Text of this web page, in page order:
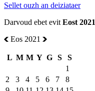
Sellet ouzh an deiziataer
Darvoud ebet evit Eost 2021
Eos 2021
L M M Y G S
S
1
2
3 4 5 6 7
8